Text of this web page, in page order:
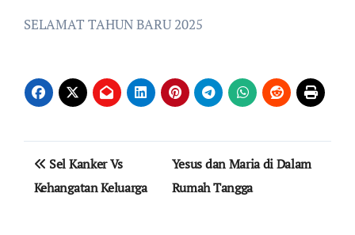
SELAMAT TAHUN BARU 2025
Post
navigation
Sel Kanker Vs
Kehangatan Keluarga
Yesus dan Maria di Dalam
Rumah Tangga